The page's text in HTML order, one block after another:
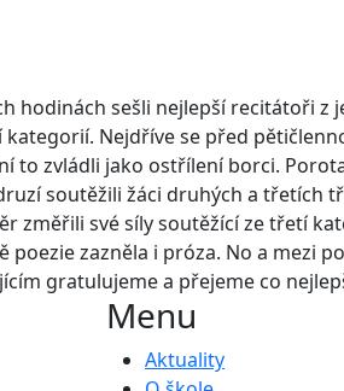
hodinách sešli nejlepší recitátoři
kategorií. Nejdříve se před
to zvládli jako ostřílení borci.
soutěžili žáci druhých a třetích
změřili své síly soutěžící ze třetí
zazněla i próza. No a mezi
gratulujeme a přejeme co
Menu
Aktuality